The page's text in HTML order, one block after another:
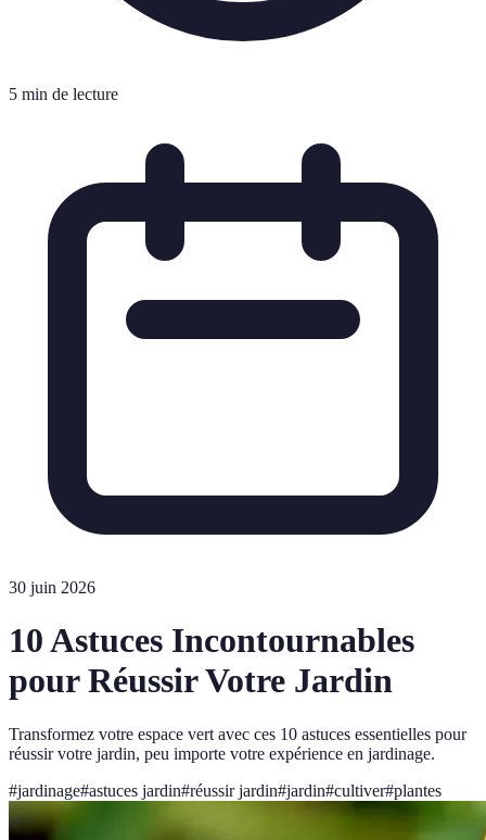
5 min de lecture
30 juin 2026
10 Astuces Incontournables
pour Réussir Votre Jardin
Transformez votre espace vert avec ces 10 astuces essentielles pour
réussir votre jardin, peu importe votre expérience en jardinage.
#jardinage#astuces jardin#réussir jardin#jardin#cultiver#plantes